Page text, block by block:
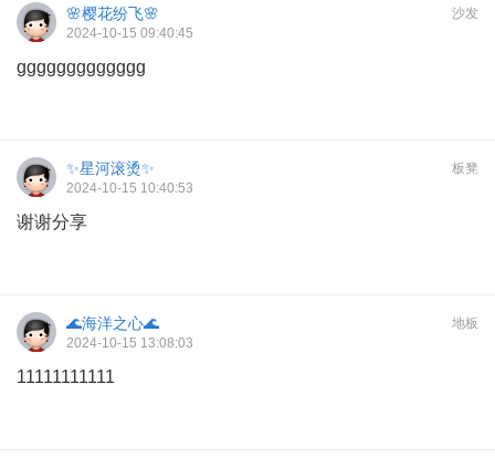
沙发
🌸樱花纷飞🌸
2024-10-15 09:40:45
ggggggggggggg
板凳
✨星河滚烫✨
2024-10-15 10:40:53
谢谢分享
地板
🌊海洋之心🌊
2024-10-15 13:08:03
11111111111